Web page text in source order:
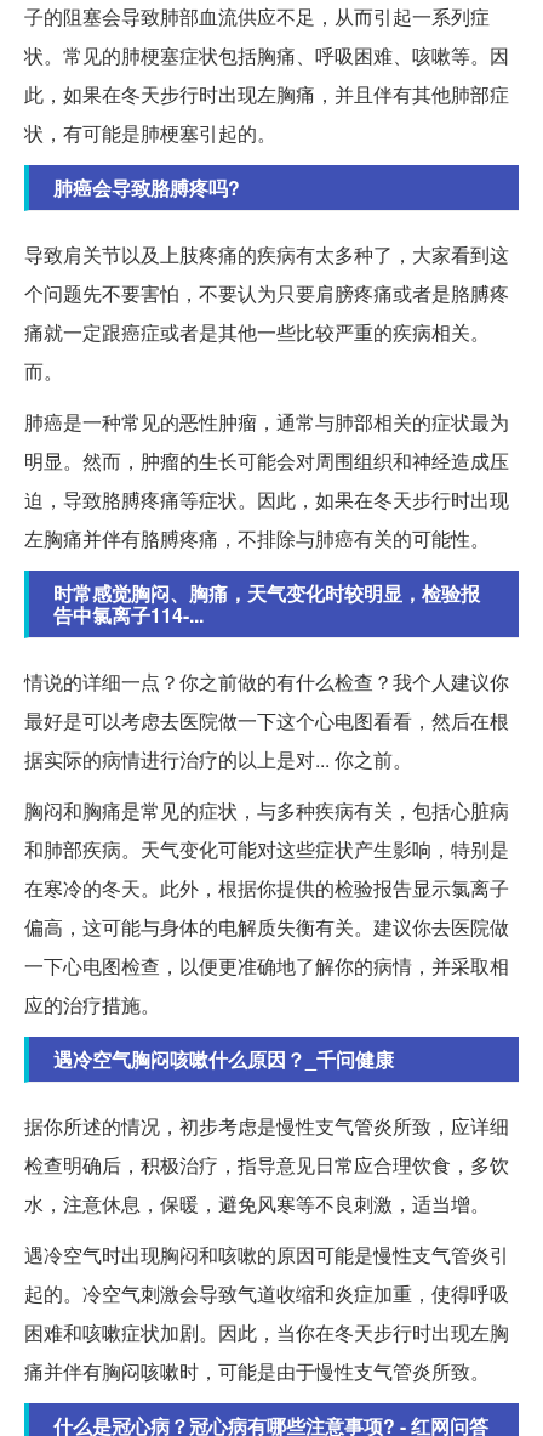
子的阻塞会导致肺部血流供应不足，从而引起一系列症
状。常见的肺梗塞症状包括胸痛、呼吸困难、咳嗽等。因
此，如果在冬天步行时出现左胸痛，并且伴有其他肺部症
状，有可能是肺梗塞引起的。
肺癌会导致胳膊疼吗?
导致肩关节以及上肢疼痛的疾病有太多种了，大家看到这
个问题先不要害怕，不要认为只要肩膀疼痛或者是胳膊疼
痛就一定跟癌症或者是其他一些比较严重的疾病相关。
而。
肺癌是一种常见的恶性肿瘤，通常与肺部相关的症状最为
明显。然而，肿瘤的生长可能会对周围组织和神经造成压
迫，导致胳膊疼痛等症状。因此，如果在冬天步行时出现
左胸痛并伴有胳膊疼痛，不排除与肺癌有关的可能性。
时常感觉胸闷、胸痛，天气变化时较明显，检验报
告中氯离子114-...
情说的详细一点？你之前做的有什么检查？我个人建议你
最好是可以考虑去医院做一下这个心电图看看，然后在根
据实际的病情进行治疗的以上是对... 你之前。
胸闷和胸痛是常见的症状，与多种疾病有关，包括心脏病
和肺部疾病。天气变化可能对这些症状产生影响，特别是
在寒冷的冬天。此外，根据你提供的检验报告显示氯离子
偏高，这可能与身体的电解质失衡有关。建议你去医院做
一下心电图检查，以便更准确地了解你的病情，并采取相
应的治疗措施。
遇冷空气胸闷咳嗽什么原因？_千问健康
据你所述的情况，初步考虑是慢性支气管炎所致，应详细
检查明确后，积极治疗，指导意见日常应合理饮食，多饮
水，注意休息，保暖，避免风寒等不良刺激，适当增。
遇冷空气时出现胸闷和咳嗽的原因可能是慢性支气管炎引
起的。冷空气刺激会导致气道收缩和炎症加重，使得呼吸
困难和咳嗽症状加剧。因此，当你在冬天步行时出现左胸
痛并伴有胸闷咳嗽时，可能是由于慢性支气管炎所致。
什么是冠心病？冠心病有哪些注意事项? - 红网问答